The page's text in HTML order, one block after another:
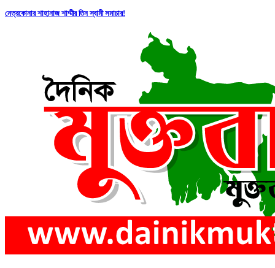
নেত্রকোনার শাহানাজ শাম্মীর তিন স্বামী সমাচার!